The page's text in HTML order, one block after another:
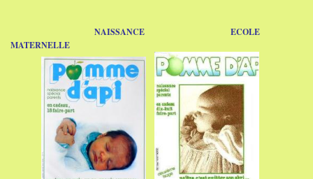
NAISSANCE
ECOLE
MATERNELLE